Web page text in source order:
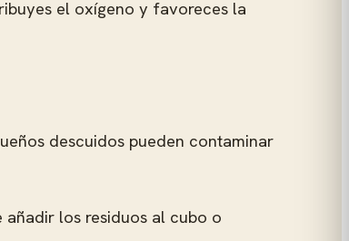
el oxígeno y favoreces la
descuidos pueden contaminar
los residuos al cubo o